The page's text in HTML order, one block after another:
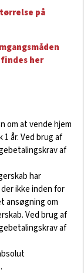
på
her
om at vende hjem
år. Ved brug af
af
har
ikke inden for
ansøgning om
Ved brug af
af